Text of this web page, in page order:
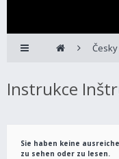
Instrukce
Sie haben keine
zu sehen oder zu lesen.